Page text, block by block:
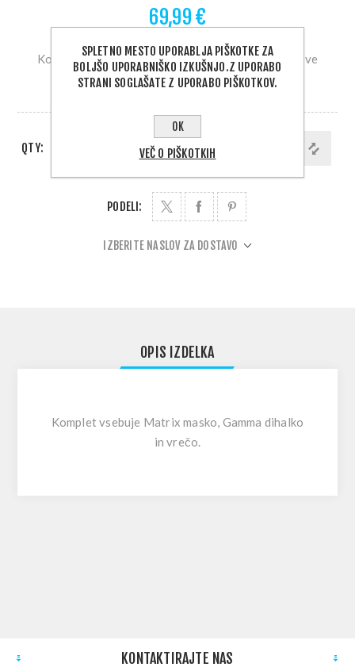
69,99 €
Komplet z Matrix masko in Gama dihalko, črne barve
QTY: DODAJ V KOŠARICO
PODELI:
IZBERITE NASLOV ZA DOSTAVO
OPIS IZDELKA
Komplet vsebuje Matrix masko, Gamma dihalko
in vrečo.
KONTAKTIRAJTE NAS
SPLETNO MESTO UPORABLJA PIŠKOTKE ZA
BOLJŠO UPORABNIŠKO IZKUŠNJO.Z UPORABO
STRANI SOGLAŠATE Z UPORABO PIŠKOTKOV.
OK
VEČ O PIŠKOTKIH